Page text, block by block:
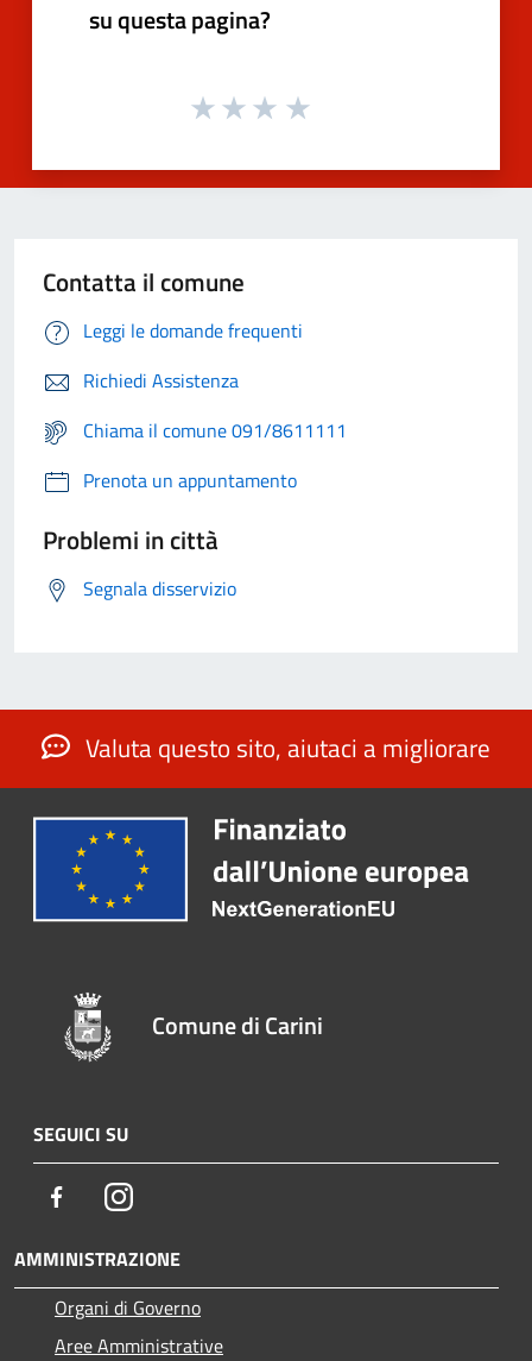
su questa pagina?
Contatta il comune
Leggi le domande frequenti
Richiedi Assistenza
Chiama il comune 091/8611111
Prenota un appuntamento
Problemi in città
Segnala disservizio
Valuta questo sito, aiutaci a migliorare
Comune di Carini
SEGUICI SU
FacebookInstagram
AMMINISTRAZIONE
Organi di Governo
Aree Amministrative